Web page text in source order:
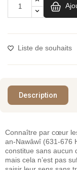
Liste de souhaits
Description
Connaître par cœur
an-Nawâwî (631-676
constitue sans aucun
mais cela n’est pas